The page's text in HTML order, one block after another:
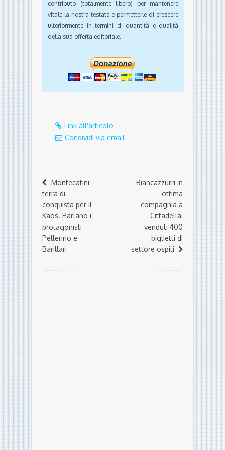
contributo (totalmente libero) per mantenere
vitale la nostra testata e permetterle di crescere
ulteriormente in termini di quantità e qualità
della sua offerta editoriale.
Link all'articolo
Condividi via email
Montecatini
terra di
conquista per il
Kaos. Parlano i
protagonisti
Pellerino e
Barillari
Biancazzurri in
ottima
compagnia a
Cittadella:
venduti 400
biglietti di
settore ospiti